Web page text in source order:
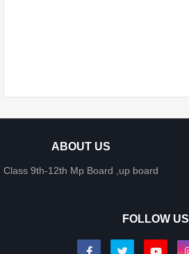
ABOUT US
Class 9th-12th Mp Board ,up board
FOLLOW US